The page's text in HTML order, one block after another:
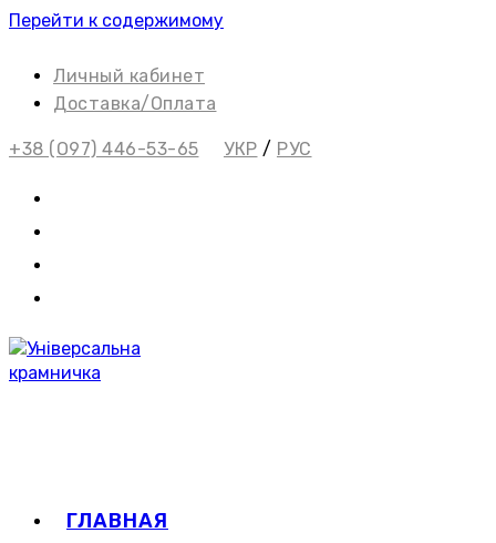
Перейти к содержимому
Личный кабинет
Доставка/Оплата
+38 (О97) 446-53-65 УКР / РУС
ГЛАВНАЯ